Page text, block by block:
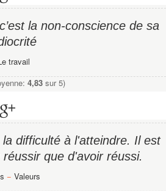
la non-conscience de sa
travail
4,83sur 5)
difficulté à l'atteindre. Il est
que d'avoir réussi.
− Valeurs